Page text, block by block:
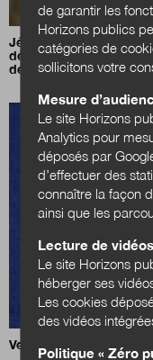
Jérôme Filippini :
décideurs publics pour
des transitions
Vers un Jour de la Carte
de garantir les
Horizons publics
catégories de
sollicitons votre
Mesure
Le site Horizons
Analytics pour
déposés par
d’effectuer des
connaître la façon
ainsi que les
Lecture de vidéos
Le site Horizons
héberger ses
Les cookies
des vidéos
Politique « Zéro